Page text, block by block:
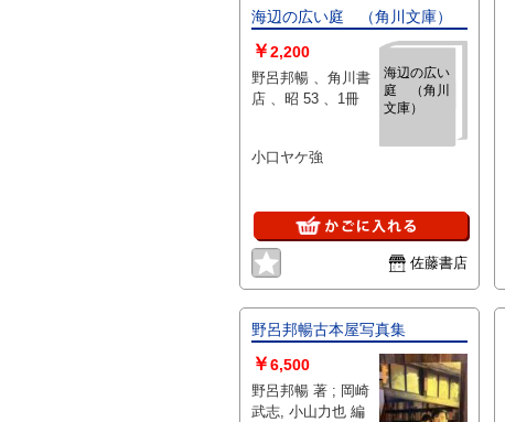
海辺の広い庭 （角川文庫）
海辺の広い
庭 （角川
文庫）
￥2,200
野呂邦暢 、角川書
店 、昭 53 、1冊
小口ヤケ強
佐藤書店
野呂邦暢古本屋写真集
￥6,500
野呂邦暢 著 ; 岡崎
武志, 小山力也 編